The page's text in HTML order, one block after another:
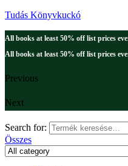
Tudás Könyvkuckó
All books at least 50% off list prices
All books at least 50% off list prices
Previous
Next
Search for:
Összes